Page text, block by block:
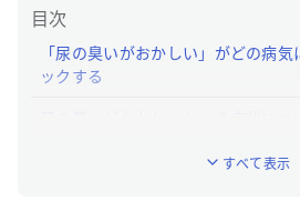
目次
「尿の臭いがおかしい」がどの病
ックする
すべて表示